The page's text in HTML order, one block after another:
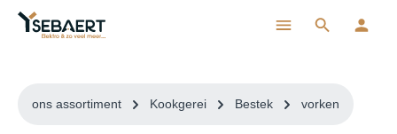
ons assortiment Kookgerei Bestek vorken